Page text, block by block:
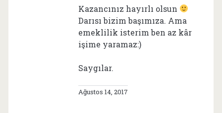
Kazancınız hayırlı olsun
Darısı bizim başımıza. Ama
emeklilik isterim ben az kâr
işime yaramaz:)
Saygılar.
Ağustos 14, 2017